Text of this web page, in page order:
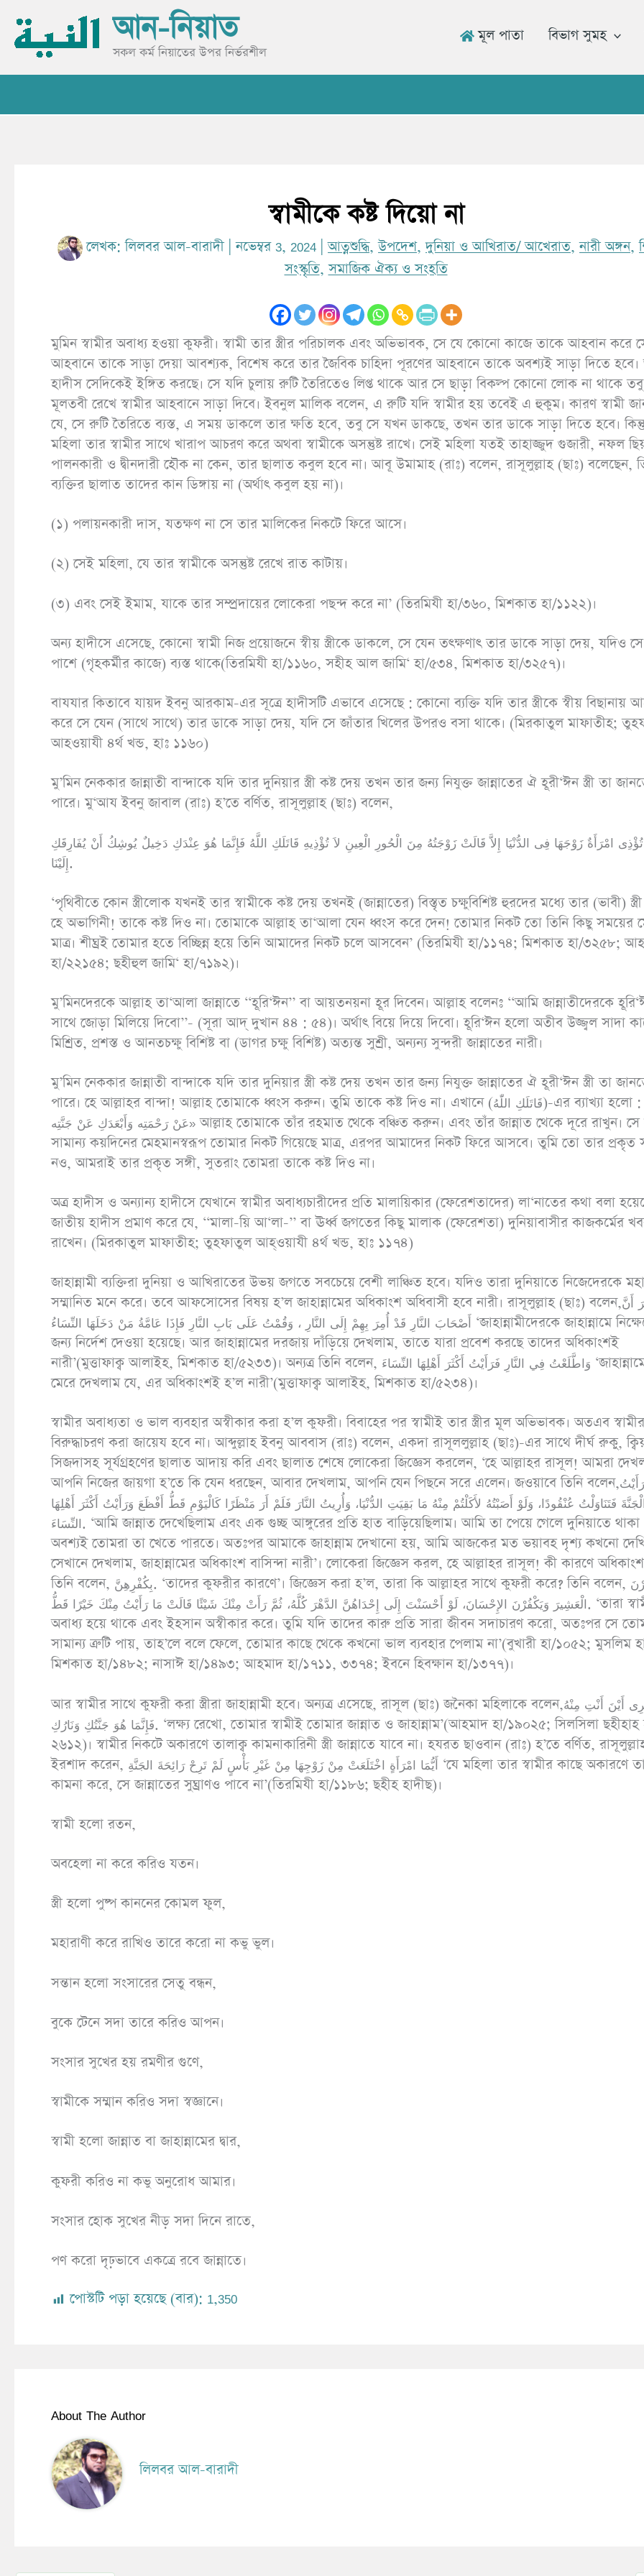
content
আন-নিয়াত
সকল কর্ম নিয়াতের উপর নির্ভরশীল
মূল পাতা বিভাগ সুমহ
স্বামীকে কষ্ট দিয়ো না
লেখক: লিলবর আল-বারাদী |নভেম্বর 3, 2024 |আত্নশুদ্ধি,উপদেশ,দুনিয়া ও আখিরাত/ আখেরাত,নারী অঙ্গন,
সংস্কৃতি,সমাজিক ঐক্য ও সংহতি
মুমিন স্বামীর অবাধ্য হওয়া কুফরী। স্বামী তার স্ত্রীর পরিচালক এবং অভিভাবক, সে যে কোনো কাজে তাকে আহবান করে
আহবানে তাকে সাড়া দেয়া আবশ্যক, বিশেষ করে তার জৈবিক চাহিদা পূরণের আহবানে তাকে অবশ্যই সাড়া দিতে হবে।
হাদীস সেদিকেই ইঙ্গিত করছে। সে যদি চুলায় রুটি তৈরিতেও লিপ্ত থাকে আর সে ছাড়া বিকল্প কোনো লোক না থাকে
মূলতবী রেখে স্বামীর আহবানে সাড়া দিবে। ইবনুল মালিক বলেন, এ রুটি যদি স্বামীর হয় তবেই এ হুকুম। কারণ স্বামী
যে, সে রুটি তৈরিতে ব্যস্ত, এ সময় ডাকলে তার ক্ষতি হবে, তবু সে যখন ডাকছে, তখন তার ডাকে সাড়া দিতে হবে।
মহিলা তার স্বামীর সাথে খারাপ আচরণ করে অথবা স্বামীকে অসন্তুষ্ট রাখে। সেই মহিলা যতই তাহাজ্জুদ গুজারী, নফল
পালনকারী ও দ্বীনদারী হৌক না কেন, তার ছালাত কবুল হবে না। আবূ উমামাহ (রাঃ) বলেন, রাসূলুল্লাহ (ছাঃ) বলেছেন,
ব্যক্তির ছালাত তাদের কান ডিঙ্গায় না (অর্থাৎ কবুল হয় না)।
(১) পলায়নকারী দাস, যতক্ষণ না সে তার মালিকের নিকটে ফিরে আসে।
(২) সেই মহিলা, যে তার স্বামীকে অসন্তুষ্ট রেখে রাত কাটায়।
(৩) এবং সেই ইমাম, যাকে তার সম্প্রদায়ের লোকেরা পছন্দ করে না’ (তিরমিযী হা/৩৬০, মিশকাত হা/১১২২)।
অন্য হাদীসে এসেছে, কোনো স্বামী নিজ প্রয়োজনে স্বীয় স্ত্রীকে ডাকলে, সে যেন তৎক্ষণাৎ তার ডাকে সাড়া দেয়, যদিও
পাশে (গৃহকর্মীর কাজে) ব্যস্ত থাকে(তিরমিযী হা/১১৬০, সহীহ আল জামি‘ হা/৫৩৪, মিশকাত হা/৩২৫৭)।
বাযযার কিতাবে যায়দ ইবনু আরকাম-এর সূত্রে হাদীসটি এভাবে এসেছে : কোনো ব্যক্তি যদি তার স্ত্রীকে স্বীয় বিছানায়
করে সে যেন (সাথে সাথে) তার ডাকে সাড়া দেয়, যদি সে জাঁতার খিলের উপরও বসা থাকে। (মিরকাতুল মাফাতীহ;
আহওয়াযী ৪র্থ খন্ড, হাঃ ১১৬০)
মু’মিন নেককার জান্নাতী বান্দাকে যদি তার দুনিয়ার স্ত্রী কষ্ট দেয় তখন তার জন্য নিযুক্ত জান্নাতের ঐ হূরী‘ঈন স্ত্রী তা
পারে। মু‘আয ইবনু জাবাল (রাঃ) হ’তে বর্ণিত, রাসূলুল্লাহ (ছাঃ) বলেন,
تُؤْذِى امْرَأَةٌ زَوْجَهَا فِى الدُّنْيَا إِلاَّ قَالَتْ زَوْجَتُهُ مِنَ الْحُورِ الْعِينِ لاَ تُؤْذِيهِ قَاتَلَكِ اللَّهُ فَإِنَّمَا هُوَ عِنْدَكِ دَخِيلٌ يُوشِكُ أَنْ يُفَارِقَكِ
إِلَيْنَا.
‘পৃথিবীতে কোন স্ত্রীলোক যখনই তার স্বামীকে কষ্ট দেয় তখনই (জান্নাতের) বিস্তৃত চক্ষুবিশিষ্ট হুরদের মধ্যে তার (ভাবী)
হে অভাগিনী! তাকে কষ্ট দিও না। তোমাকে আল্লাহ তা‘আলা যেন ধ্বংস করে দেন! তোমার নিকট তো তিনি কিছু সময়ের
মাত্র। শীঘ্রই তোমার হতে বিচ্ছিন্ন হয়ে তিনি আমাদের নিকট চলে আসবেন’ (তিরমিযী হা/১১৭৪; মিশকাত হা/৩২৫৮;
হা/২২১৫৪; ছহীহুল জামি‘ হা/৭১৯২)।
মু’মিনদেরকে আল্লাহ তা‘আলা জান্নাতে ‘‘হূরি‘ঈন’’ বা আয়তনয়না হূর দিবেন। আল্লাহ বলেনঃ ‘‘আমি জান্নাতীদেরকে
সাথে জোড়া মিলিয়ে দিবো’’- (সূরা আদ্ দুখান ৪৪ : ৫৪)। অর্থাৎ বিয়ে দিয়ে দিবো। হূরি‘ঈন হলো অতীব উজ্জ্বল সাদা
মিশ্রিত, প্রশস্ত ও আনতচক্ষু বিশিষ্ট বা (ডাগর চক্ষু বিশিষ্ট) অত্যন্ত সুশ্রী, অন্যন্য সুন্দরী জান্নাতের নারী।
মু’মিন নেককার জান্নাতী বান্দাকে যদি তার দুনিয়ার স্ত্রী কষ্ট দেয় তখন তার জন্য নিযুক্ত জান্নাতের ঐ হূরী‘ঈন স্ত্রী তা
পারে। হে আল্লাহর বান্দা! আল্লাহ তোমাকে ধ্বংস করুন। তুমি তাকে কষ্ট দিও না। এখানে (قَاتَلَكِ اللّٰهُ)-এর ব্যাখ্যা হলো : «لَعَنَكِ
عَنْ رَحْمَتِه وَأَبْعَدَكِ عَنْ جَنَّتِه» আল্লাহ তোমাকে তাঁর রহমাত থেকে বঞ্চিত করুন। এবং তাঁর জান্নাত থেকে দূরে রাখুন। সে তো
সামান্য কয়দিনের মেহমানস্বরূপ তোমার নিকট গিয়েছে মাত্র, এরপর আমাদের নিকট ফিরে আসবে। তুমি তো তার প্রকৃত
নও, আমরাই তার প্রকৃত সঙ্গী, সুতরাং তোমরা তাকে কষ্ট দিও না।
অত্র হাদীস ও অন্যান্য হাদীসে যেখানে স্বামীর অবাধ্যচারীদের প্রতি মালায়িকার (ফেরেশতাদের) লা‘নাতের কথা বলা
জাতীয় হাদীস প্রমাণ করে যে, ‘‘মালা-য়ি আ‘লা-’’ বা ঊর্ধ্ব জগতের কিছু মালাক (ফেরেশতা) দুনিয়াবাসীর কাজকর্মের
রাখেন। (মিরকাতুল মাফাতীহ; তুহফাতুল আহ্ওয়াযী ৪র্থ খন্ড, হাঃ ১১৭৪)
জাহান্নামী ব্যক্তিরা দুনিয়া ও আখিরাতের উভয় জগতে সবচেয়ে বেশী লাঞ্চিত হবে। যদিও তারা দুনিয়াতে নিজেদেরকে মহা
সম্মানিত মনে করে। তবে আফসোসের বিষয় হ’ল জাহান্নামের অধিকাংশ অধিবাসী হবে নারী। রাসূলুল্লাহ (ছাঃ) বলেন,غَيْرَ أَنَّ
أَصْحَابَ النَّارِ قَدْ أُمِرَ بِهِمْ إِلَى النَّارِ ، وَقُمْتُ عَلَى بَابِ النَّارِ فَإِذَا عَامَّةُ مَنْ دَخَلَهَا النِّسَاءُ ‘জাহান্নামীদেরকে জাহান্নামে নিক্ষেপের
জন্য নির্দেশ দেওয়া হয়েছে। আর জাহান্নামের দরজায় দাঁড়িয়ে দেখলাম, তাতে যারা প্রবেশ করছে তাদের অধিকাংশই
নারী’(মুত্তাফাক্ব আলাইহ, মিশকাত হা/৫২৩৩)। অন্যত্র তিনি বলেন, وَاطَّلَعْتُ فِي النَّارِ فَرَأَيْتُ أَكْثَرَ أَهْلِهَا النِّسَاءَ ‘জাহান্নামে উঁকি
মেরে দেখলাম যে, এর অধিকাংশই হ’ল নারী’(মুত্তাফাক্ব আলাইহ, মিশকাত হা/৫২৩৪)।
স্বামীর অবাধ্যতা ও ভাল ব্যবহার অস্বীকার করা হ’ল কুফরী। বিবাহের পর স্বামীই তার স্ত্রীর মূল অভিভাবক। অতএব
বিরুদ্ধাচরণ করা জায়েয হবে না। আব্দুল্লাহ ইবনু আববাস (রাঃ) বলেন, একদা রাসূললুল্লাহ (ছাঃ)-এর সাথে দীর্ঘ রুকুু,
সিজদাসহ সূর্যগ্রহণের ছালাত আদায় করি এবং ছালাত শেষে লোকেরা জিজ্ঞেস করলেন, ‘হে আল্লাহর রাসূল! আমরা
আপনি নিজের জায়গা হ’তে কি যেন ধরছেন, আবার দেখলাম, আপনি যেন পিছনে সরে এলেন। জওয়াবে তিনি বলেন,إِنِّى رَأَيْتُ
الْجَنَّةَ فَتَنَاوَلْتُ عُنْقُودًا، وَلَوْ أَصَبْتُهُ لأَكَلْتُمْ مِنْهُ مَا بَقِيَتِ الدُّنْيَا، وَأُرِيتُ النَّارَ فَلَمْ أَرَ مَنْظَرًا كَالْيَوْمِ قَطُّ أَفْظَعَ وَرَأَيْتُ أَكْثَرَ أَهْلِهَا
النِّسَاءَ. ‘আমি জান্নাত দেখেছিলাম এবং এক গুচ্ছ আঙ্গুরের প্রতি হাত বাড়িয়েছিলাম। আমি তা পেয়ে গেলে দুনিয়াতে থাকা পর্যন্ত
অবশ্যই তোমরা তা খেতে পারতে। অতঃপর আমাকে জাহান্নাম দেখানো হয়, আমি আজকের মত ভয়াবহ দৃশ্য কখনো
সেখানে দেখলাম, জাহান্নামের অধিকাংশ বাসিন্দা নারী’। লোকেরা জিজ্ঞেস করল, হে আল্লাহর রাসূল! কী কারণে
তিনি বলেন, بِكُفْرِهِنَّ. ‘তাদের কুফরীর কারণে’। জিজ্ঞেস করা হ’ল, তারা কি আল্লাহর সাথে কুফরী করে? তিনি বলেন, يَكْفُرْنَ
الْعَشِيرَ وَيَكْفُرْنَ الإِحْسَانَ، لَوْ أَحْسَنْتَ إِلَى إِحْدَاهُنَّ الدَّهْرَ كُلَّهُ، ثُمَّ رَأَتْ مِنْكَ شَيْئًا قَالَتْ مَا رَأَيْتُ مِنْكَ خَيْرًا قَطُّ. ‘তারা স্বামীর
অবাধ্য হয়ে থাকে এবং ইহসান অস্বীকার করে। তুমি যদি তাদের কারু প্রতি সারা জীবন সদাচারণ করো, অতঃপর সে
সামান্য ত্রুটি পায়, তাহ’লে বলে ফেলে, তোমার কাছে থেকে কখনো ভাল ব্যবহার পেলাম না’(বুখারী হা/১০৫২; মুসলিম
মিশকাত হা/১৪৮২; নাসাঈ হা/১৪৯৩; আহমাদ হা/১৭১১, ৩৩৭৪; ইবনে হিবক্ষান হা/১৩৭৭)।
আর স্বামীর সাথে কুফরী করা স্ত্রীরা জাহান্নামী হবে। অন্যত্র এসেছে, রাসূল (ছাঃ) জনৈকা মহিলাকে বলেন,فَانْظُرِى أَيْنَ أَنْتِ مِنْهُ
فَإِنَّمَا هُوَ جَنَّتُكِ وَنَارُكِ. ‘লক্ষ্য রেখো, তোমার স্বামীই তোমার জান্নাত ও জাহান্নাম’(আহমাদ হা/১৯০২৫; সিলসিলা ছহীহাহ হা/
২৬১২)। স্বামীর নিকটে অকারণে তালাক্ব কামনাকারিনী স্ত্রী জান্নাতে যাবে না। হযরত ছাওবান (রাঃ) হ’তে বর্ণিত,
ইরশাদ করেন, أَيُّمَا امْرَأَةٍ اخْتَلَعَتْ مِنْ زَوْجِهَا مِنْ غَيْرِ بَأْسٍ لَمْ تَرِحْ رَائِحَةَ الجَنَّةِ ‘যে মহিলা তার স্বামীর কাছে অকারণে তালাক্ব
কামনা করে, সে জান্নাতের সুঘ্রাণও পাবে না’(তিরমিযী হা/১১৮৬; ছহীহ হাদীছ)।
স্বামী হলো রতন,
অবহেলা না করে করিও যতন।
স্ত্রী হলো পুষ্প কাননের কোমল ফুল,
মহারাণী করে রাখিও তারে করো না কভু ভুল।
সন্তান হলো সংসারের সেতু বন্ধন,
বুকে টেনে সদা তারে করিও আপন।
সংসার সুখের হয় রমণীর গুণে,
স্বামীকে সম্মান করিও সদা স্বজ্ঞানে।
স্বামী হলো জান্নাত বা জাহান্নামের দ্বার,
কুফরী করিও না কভু অনুরোধ আমার।
সংসার হোক সুখের নীড় সদা দিনে রাতে,
পণ করো দৃঢ়ভাবে একত্রে রবে জান্নাতে।
পোস্টটি পড়া হয়েছে (বার): 1,350
About The Author
লিলবর আল-বারাদী
আনাস (রাযি.) থেকে
বর্ণিত, নবী সাল্লাল্লাহু
আলাইহি ওয়াসাল্লাম
বিরক্তি সৃষ্টি করো না।
হাঃ ১৭৩৪, আহমাদ
১৩১৭৪)
রামাযান ও ছিয়াম
পিডিএফ ডাউনলোড করুন